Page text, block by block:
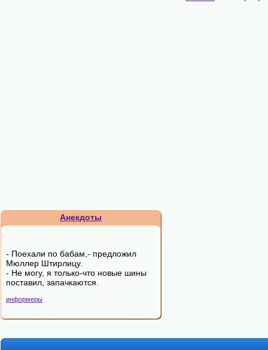
Анекдоты
- Поехали по бабам,- пpедложил
Мюллеp Штиpлицy.
- Hе могy, я только-что новые шины
поставил, запачкаются.
информеры